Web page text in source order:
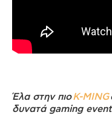
Έλα στην πιοK-MING
δυνατά gaming